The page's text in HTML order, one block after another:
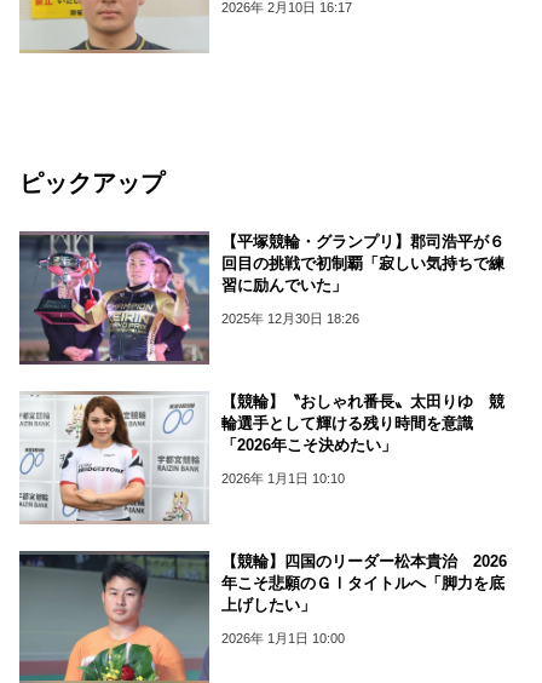
2026年 2月10日 16:17
ピックアップ
【平塚競輪・グランプリ】郡司浩平が６
回目の挑戦で初制覇「寂しい気持ちで練
習に励んでいた」
2025年 12月30日 18:26
【競輪】〝おしゃれ番長〟太田りゆ 競
輪選手として輝ける残り時間を意識
「2026年こそ決めたい」
2026年 1月1日 10:10
【競輪】四国のリーダー松本貴治 2026
年こそ悲願のＧⅠタイトルへ「脚力を底
上げしたい」
2026年 1月1日 10:00